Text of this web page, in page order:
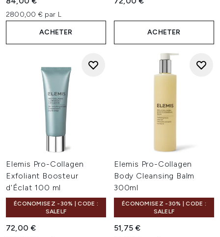
2800,00 € par L
ACHETER ACHETER
Elemis Pro-Collagen
Exfoliant Boosteur
d'Éclat 100 ml
ÉCONOMISEZ -30% | CODE :
SALELF
72,00 €
Elemis Pro-Collagen
Body Cleansing Balm
300ml
ÉCONOMISEZ -30% | CODE :
SALELF
51,75 €